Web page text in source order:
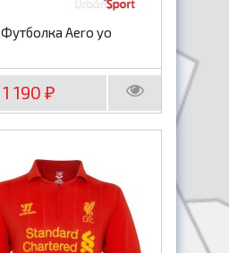
Футболка Aero yo
1 190 ₽